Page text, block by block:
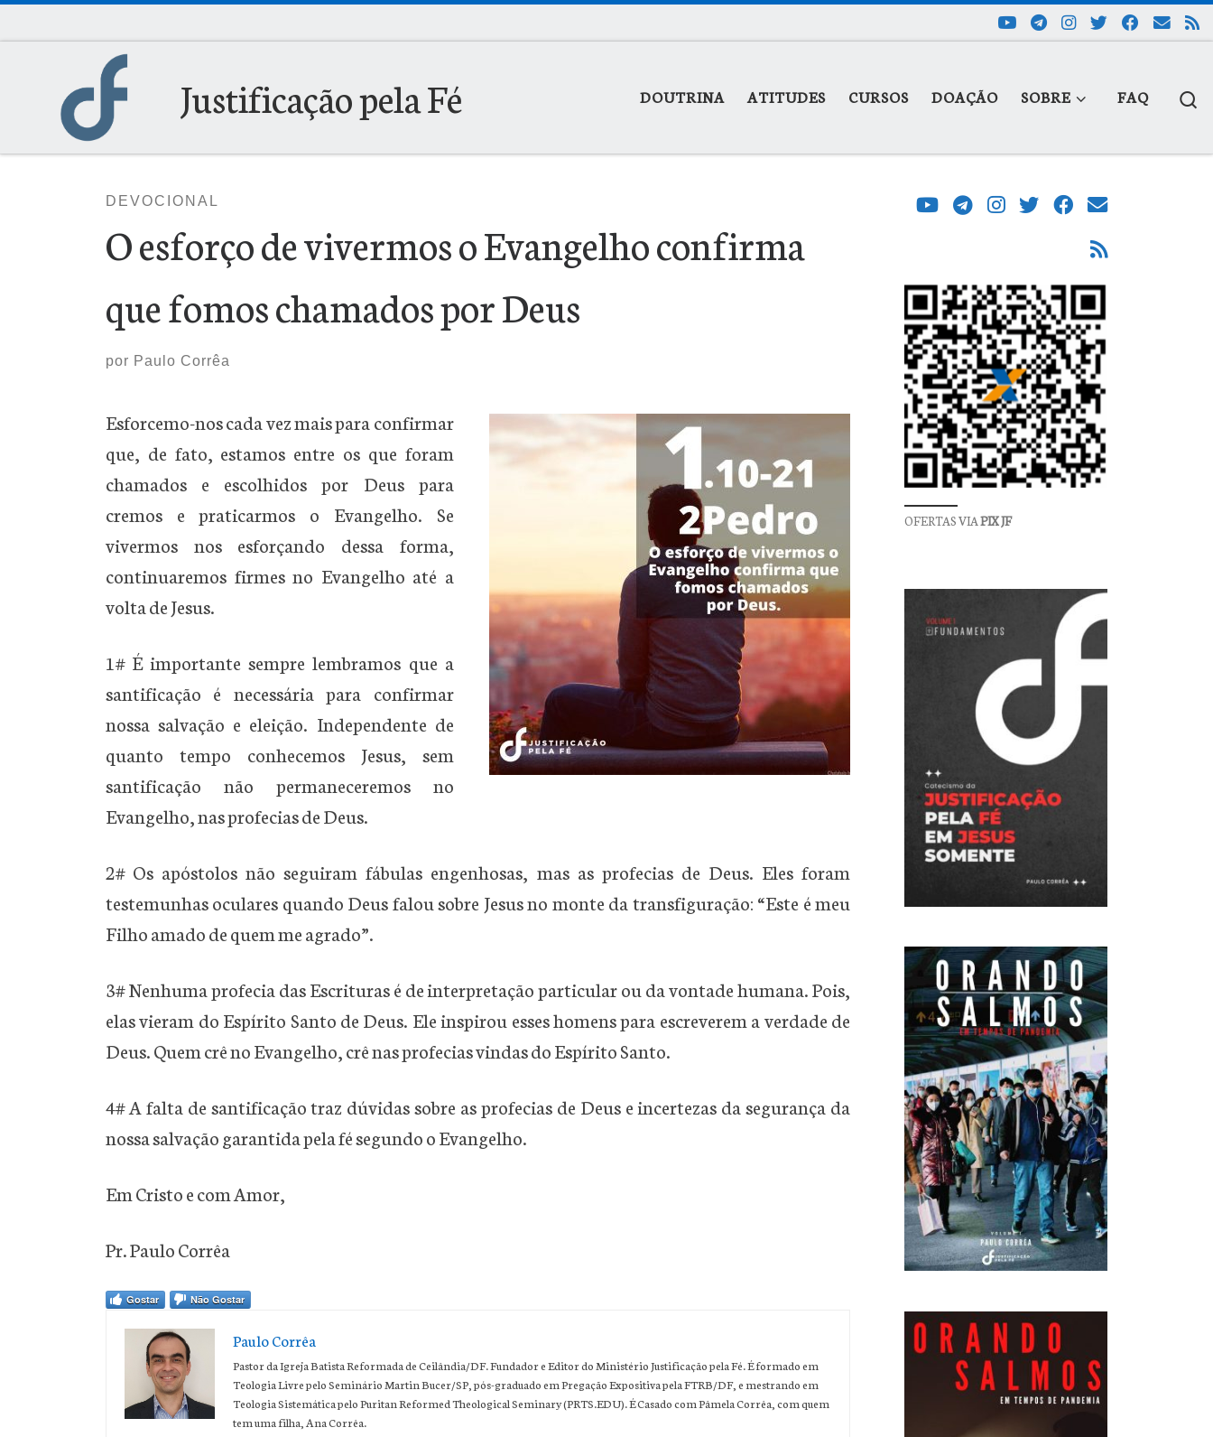
Justificação pela Fé DOUTRINA ATITUDES CURSOS DOAÇÃO SOBRE FAQ
DEVOCIONAL
O esforço de vivermos o Evangelho confirma
que fomos chamados por Deus
por Paulo Corrêa
Esforcemo-nos cada vez mais para confirmar
que, de fato, estamos entre os que foram
chamados e escolhidos por Deus para
cremos e praticarmos o Evangelho. Se
vivermos nos esforçando dessa forma,
continuaremos firmes no Evangelho até a
volta de Jesus.
1# É importante sempre lembramos que a
santificação é necessária para confirmar
nossa salvação e eleição. Independente de
quanto tempo conhecemos Jesus, sem
santificação não permaneceremos no
Evangelho, nas profecias de Deus.
2# Os apóstolos não seguiram fábulas engenhosas, mas as profecias de Deus. Eles foram
testemunhas oculares quando Deus falou sobre Jesus no monte da transfiguração: “Este é meu
Filho amado de quem me agrado”.
3# Nenhuma profecia das Escrituras é de interpretação particular ou da vontade humana. Pois,
elas vieram do Espírito Santo de Deus. Ele inspirou esses homens para escreverem a verdade de
Deus. Quem crê no Evangelho, crê nas profecias vindas do Espírito Santo.
4# A falta de santificação traz dúvidas sobre as profecias de Deus e incertezas da segurança da
nossa salvação garantida pela fé segundo o Evangelho.
Em Cristo e com Amor,
Pr. Paulo Corrêa
Gostar Não Gostar
Paulo Corrêa
Pastor da Igreja Batista Reformada de Ceilândia/DF. Fundador e Editor do Ministério Justificação pela Fé. É formado em
Teologia Livre pelo Seminário Martin Bucer/SP, pós-graduado em Pregação Expositiva pela FTRB/DF, e mestrando em
Teologia Sistemática pelo Puritan Reformed Theological Seminary (PRTS.EDU). É Casado com Pâmela Corrêa, com quem
tem uma filha, Ana Corrêa.
OFERTAS VIAPIX JF